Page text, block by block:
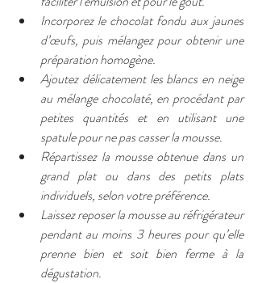
Incorporez le chocolat fondu aux jaunes
d’œufs, puis mélangez pour obtenir une
préparation homogène.
Ajoutez délicatement les blancs en neige
au mélange chocolaté, en procédant par
petites quantités et en utilisant une
spatule pour ne pas casser la mousse.
Répartissez la mousse obtenue dans un
grand plat ou dans des petits plats
individuels, selon votre préférence.
Laissez reposer la mousse au réfrigérateur
pendant au moins 3 heures pour qu’elle
prenne bien et soit bien ferme à la
dégustation.